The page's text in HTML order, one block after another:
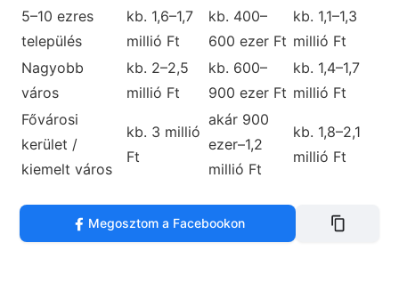
5–10 ezres
település
kb. 1,6–1,7
millió Ft
kb. 400–
600 ezer Ft
kb. 1,1–1,3
millió Ft
Nagyobb
város
kb. 2–2,5
millió Ft
kb. 600–
900 ezer Ft
kb. 1,4–1,7
millió Ft
Fővárosi
kerület /
kiemelt város
kb. 3 millió
Ft
akár 900
ezer–1,2
millió Ft
kb. 1,8–2,1
millió Ft
Megosztom a Facebookon